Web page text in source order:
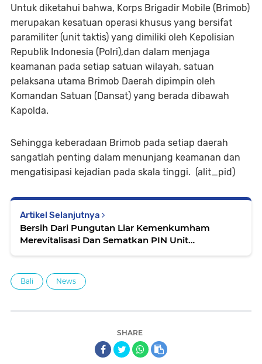
Untuk diketahui bahwa, Korps Brigadir Mobile (Brimob)
merupakan kesatuan operasi khusus yang bersifat
paramiliter (unit taktis) yang dimiliki oleh Kepolisian
Republik Indonesia (Polri),dan dalam menjaga
keamanan pada setiap satuan wilayah, satuan
pelaksana utama Brimob Daerah dipimpin oleh
Komandan Satuan (Dansat) yang berada dibawah
Kapolda.
Sehingga keberadaan Brimob pada setiap daerah
sangatlah penting dalam menunjang keamanan dan
mengatisipasi kejadian pada skala tinggi. (alit_pid)
Artikel Selanjutnya
Bersih Dari Pungutan Liar Kemenkumham
Merevitalisasi Dan Sematkan PIN Unit
Bali News
SHARE